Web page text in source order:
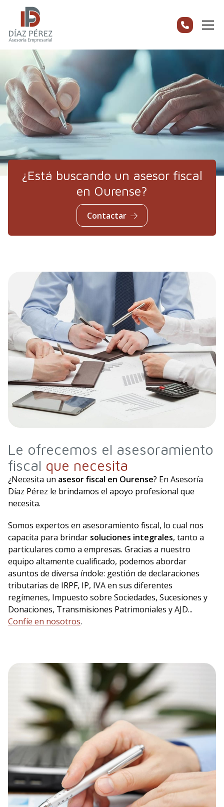
¿Está buscando un asesor fiscal
en Ourense?
Contactar
Le ofrecemos el asesoramiento
fiscal que necesita
¿Necesita un asesor fiscal en Ourense? En Asesoría
Díaz Pérez le brindamos el apoyo profesional que
necesita.
Somos expertos en asesoramiento fiscal, lo cual nos
capacita para brindar soluciones integrales, tanto a
particulares como a empresas. Gracias a nuestro
equipo altamente cualificado, podemos abordar
asuntos de diversa índole: gestión de declaraciones
tributarias de IRPF, IP, IVA en sus diferentes
regímenes, Impuesto sobre Sociedades, Sucesiones y
Donaciones, Transmisiones Patrimoniales y AJD...
Confíe en nosotros.